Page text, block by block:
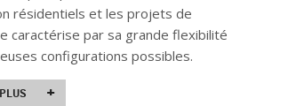
résidentiels et les projets de
caractérise par sa grande flexibilité
configurations possibles.
+